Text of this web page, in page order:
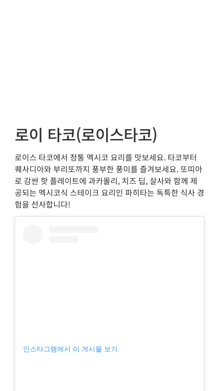
로이 타코(로이스타코)
로이스 타코에서 정통 멕시코 요리를 맛보세요. 타코부터
퀘사디아와 부리또까지 풍부한 풍미를 즐겨보세요. 또띠아
로 감싼 핫 플레이트에 과카몰리, 치즈 딥, 살사와 함께 제
공되는 멕시코식 스테이크 요리인 파히타는 독특한 식사 경
험을 선사합니다!
인스타그램에서 이 게시물 보기